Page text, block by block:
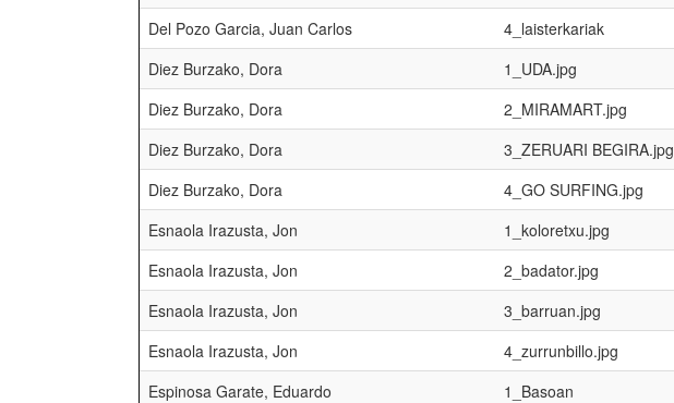
Del Pozo Garcia, Juan Carlos
4_laisterkariak
Diez Burzako, Dora
1_UDA.jpg
Diez Burzako, Dora
2_MIRAMART.jpg
Diez Burzako, Dora
3_ZERUARI BEGIRA.jpg
Diez Burzako, Dora
4_GO SURFING.jpg
Esnaola Irazusta, Jon
1_koloretxu.jpg
Esnaola Irazusta, Jon
2_badator.jpg
Esnaola Irazusta, Jon
3_barruan.jpg
Esnaola Irazusta, Jon
4_zurrunbillo.jpg
Espinosa Garate, Eduardo
1_Basoan